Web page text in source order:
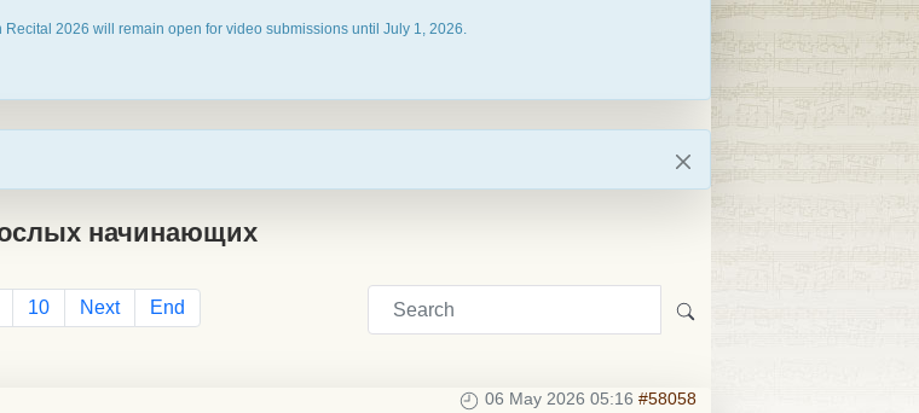
2026 will remain open for video submissions until July 1, 2026.
начинающих
10 Next End
06 May 2026 05:16 #58058